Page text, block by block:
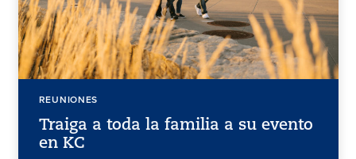
REUNIONES
Traiga a toda la familia a su evento
en KC